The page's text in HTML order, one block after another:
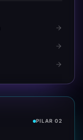
PILAR 02